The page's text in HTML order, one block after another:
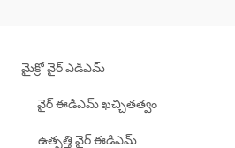
మైక్రో వైర్ ఎడిఎమ్
వైర్ ఈడిఎమ్ ఖచ్చితత్వం
ఉత్పత్తి వైర్ ఈడిఎమ్